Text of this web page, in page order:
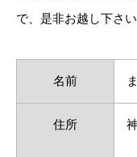
で、是非お越し下さい
名前
住所